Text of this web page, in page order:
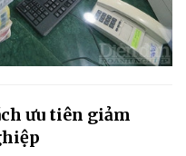
ưu tiên giảm